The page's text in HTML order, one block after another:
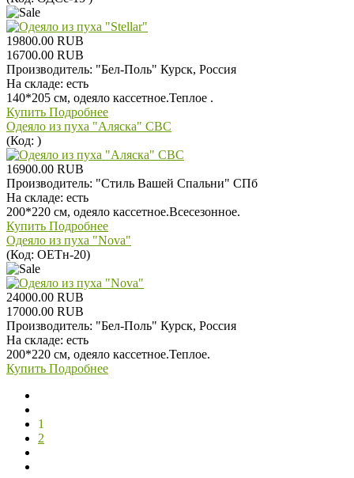
19800.00 RUB
16700.00 RUB
Производитель: "Бел-Поль" Курск, Россия
На складе: есть
140*205 см, одеяло кассетное.Теплое .
Купить Подробнее
Одеяло из пуха "Аляска" СВС
(Код: )
16900.00 RUB
Производитель: "Стиль Вашей Спальни" СПб
На складе: есть
200*220 см, одеяло кассетное.Всесезонное.
Купить Подробнее
Одеяло из пуха "Nova"
(Код: ОЕТн-20)
24000.00 RUB
17000.00 RUB
Производитель: "Бел-Поль" Курск, Россия
На складе: есть
200*220 см, одеяло кассетное.Теплое.
Купить Подробнее
1
2